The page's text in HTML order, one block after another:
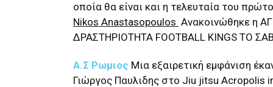
οποία θα είναι και η τελευταία του
Nikos Anastasopoulos Ανακοινώθηκε η
ΔΡΑΣΤΗΡΙΟΤΗΤΑ FOOTBALL KINGS ΤΟ
Α.Σ Ρωμιος Μια εξαιρετική εμφάνιση
Γιώργος Παυλιδης στο Jiu jitsu Acropolis